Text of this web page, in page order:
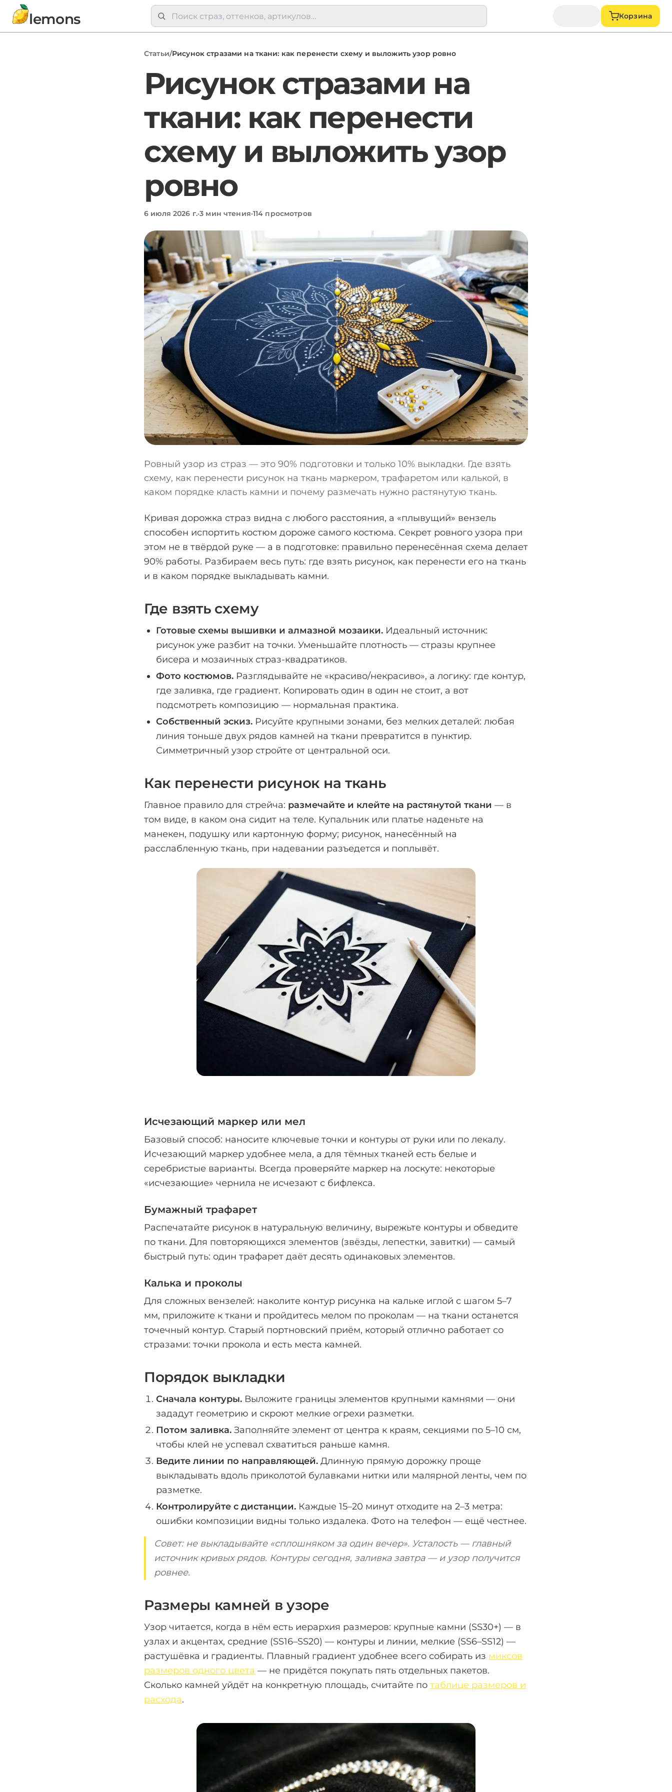
lemons Корзина
Статьи/Рисунок стразами на ткани: как перенести схему и выложить узор ровно
Рисунок стразами на
ткани: как перенести
схему и выложить узор
ровно
6 июля 2026 г.·3 мин чтения·114 просмотров
Ровный узор из страз — это 90% подготовки и только 10% выкладки. Где взять
схему, как перенести рисунок на ткань маркером, трафаретом или калькой, в
каком порядке класть камни и почему размечать нужно растянутую ткань.
Кривая дорожка страз видна с любого расстояния, а «плывущий» вензель
способен испортить костюм дороже самого костюма. Секрет ровного узора при
этом не в твёрдой руке — а в подготовке: правильно перенесённая схема делает
90% работы. Разбираем весь путь: где взять рисунок, как перенести его на ткань
и в каком порядке выкладывать камни.
Где взять схему
Готовые схемы вышивки и алмазной мозаики. Идеальный источник:
рисунок уже разбит на точки. Уменьшайте плотность — стразы крупнее
бисера и мозаичных страз-квадратиков.
Фото костюмов. Разглядывайте не «красиво/некрасиво», а логику: где контур,
где заливка, где градиент. Копировать один в один не стоит, а вот
подсмотреть композицию — нормальная практика.
Собственный эскиз. Рисуйте крупными зонами, без мелких деталей: любая
линия тоньше двух рядов камней на ткани превратится в пунктир.
Симметричный узор стройте от центральной оси.
Как перенести рисунок на ткань
Главное правило для стрейча: размечайте и клейте на растянутой ткани — в
том виде, в каком она сидит на теле. Купальник или платье наденьте на
манекен, подушку или картонную форму; рисунок, нанесённый на
расслабленную ткань, при надевании разъедется и поплывёт.
Исчезающий маркер или мел
Базовый способ: наносите ключевые точки и контуры от руки или по лекалу.
Исчезающий маркер удобнее мела, а для тёмных тканей есть белые и
серебристые варианты. Всегда проверяйте маркер на лоскуте: некоторые
«исчезающие» чернила не исчезают с бифлекса.
Бумажный трафарет
Распечатайте рисунок в натуральную величину, вырежьте контуры и обведите
по ткани. Для повторяющихся элементов (звёзды, лепестки, завитки) — самый
быстрый путь: один трафарет даёт десять одинаковых элементов.
Калька и проколы
Для сложных вензелей: наколите контур рисунка на кальке иглой с шагом 5–7
мм, приложите к ткани и пройдитесь мелом по проколам — на ткани останется
точечный контур. Старый портновский приём, который отлично работает со
стразами: точки прокола и есть места камней.
Порядок выкладки
Сначала контуры. Выложите границы элементов крупными камнями — они
зададут геометрию и скроют мелкие огрехи разметки.
Потом заливка. Заполняйте элемент от центра к краям, секциями по 5–10 см,
чтобы клей не успевал схватиться раньше камня.
Ведите линии по направляющей. Длинную прямую дорожку проще
выкладывать вдоль приколотой булавками нитки или малярной ленты, чем по
разметке.
Контролируйте с дистанции. Каждые 15–20 минут отходите на 2–3 метра:
ошибки композиции видны только издалека. Фото на телефон — ещё честнее.
Совет: не выкладывайте «сплошняком за один вечер». Усталость — главный
источник кривых рядов. Контуры сегодня, заливка завтра — и узор получится
ровнее.
Размеры камней в узоре
Узор читается, когда в нём есть иерархия размеров: крупные камни (SS30+) — в
узлах и акцентах, средние (SS16–SS20) — контуры и линии, мелкие (SS6–SS12) —
растушёвка и градиенты. Плавный градиент удобнее всего собирать из миксов
размеров одного цвета — не придётся покупать пять отдельных пакетов.
Сколько камней уйдёт на конкретную площадь, считайте по таблице размеров и
расхода.